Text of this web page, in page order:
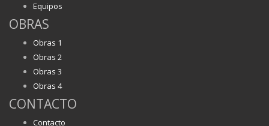
Equipos
OBRAS
Obras 1
Obras 2
Obras 3
Obras 4
CONTACTO
Contacto